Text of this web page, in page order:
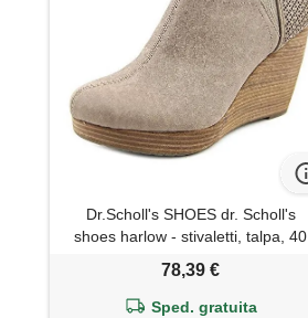
Dr.Scholl's SHOES dr. Scholl's
shoes harlow - stivaletti, talpa, 40
78,39 €
Sped. gratuita